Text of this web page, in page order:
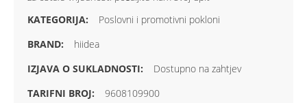
Poslovni i promotivni pokloni
hiidea
Dostupno na zahtjev
9608109900